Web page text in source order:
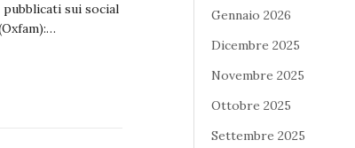
sui social
Gennaio 2026
Dicembre 2025
Novembre 2025
Ottobre 2025
Settembre 2025